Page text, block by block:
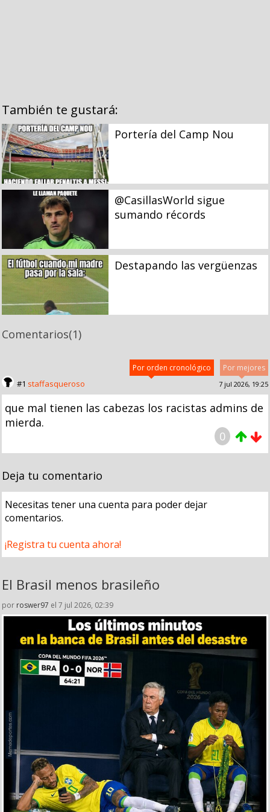
También te gustará:
Portería del Camp Nou
@CasillasWorld sigue
sumando récords
Destapando las vergüenzas
Comentarios(1)
Por mejores
Por orden cronológico
#1 staffasqueroso 7 jul 2026, 19:25
que mal tienen las cabezas los racistas admins de
mierda.
0
Deja tu comentario
Necesitas tener una cuenta para poder dejar
comentarios.
¡Registra tu cuenta ahora!
El Brasil menos brasileño
por roswer97 el 7 jul 2026, 02:39